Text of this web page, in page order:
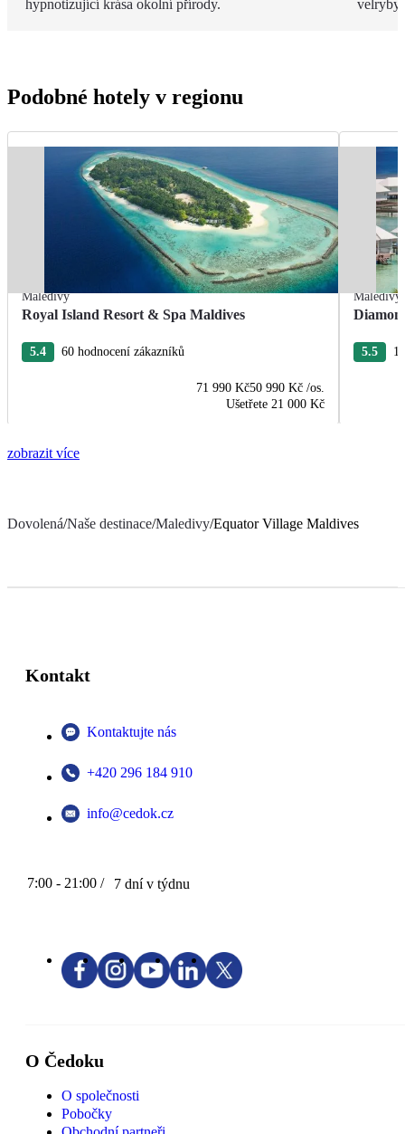
hypnotizující krása okolní přírody. velryby.
Podobné hotely v regionu
Maledivy
Royal Island Resort & Spa Maldives
5.4 60 hodnocení zákazníků
71 990 Kč50 990 Kč /os.
Ušetřete 21 000 Kč
Maledivy
5.5
zobrazit více
Dovolená/Naše destinace/Maledivy/Equator Village Maldives
Kontakt
Kontaktujte nás
+420 296 184 910
info@cedok.cz
7:00 - 21:00 / 7 dní v týdnu
O Čedoku
O společnosti
Pobočky